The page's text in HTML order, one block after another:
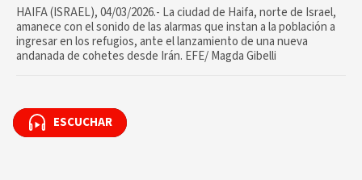
HAIFA (ISRAEL), 04/03/2026.- La ciudad de Haifa, norte de Israel,
amanece con el sonido de las alarmas que instan a la población a
ingresar en los refugios, ante el lanzamiento de una nueva
andanada de cohetes desde Irán. EFE/ Magda Gibelli
ESCUCHAR
ESCUCHAR